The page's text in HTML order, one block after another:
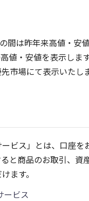
200
300
200
300
は昨年来高値・安
値・安値を表示します
市場にて表示いたしま
ービス」とは、口座
と商品のお取引、
ます。
ービス